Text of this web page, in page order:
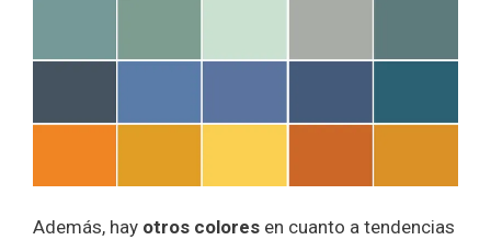
Además, hay otros colores en cuanto a tendencias